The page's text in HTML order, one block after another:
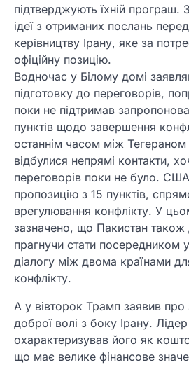
підтверджують їхній програш.
ідеї з отриманих послань
керівництву Ірану, яке за
офіційну позицію.
Водночас у Білому домі
підготовку до переговорів,
поки не підтримав
пунктів щодо завершення
останнім часом між
відбулися непрямі контакти,
переговорів поки не було.
пропозицію з 15 пунктів,
врегулювання конфлікту. У
зазначено, що Пакистан також
прагнучи стати посередником
діалогу між двома країнами
конфлікту.
А у вівторок Трамп заявив про
доброї волі з боку Ірану.
охарактеризував його як
що має велике фінансове